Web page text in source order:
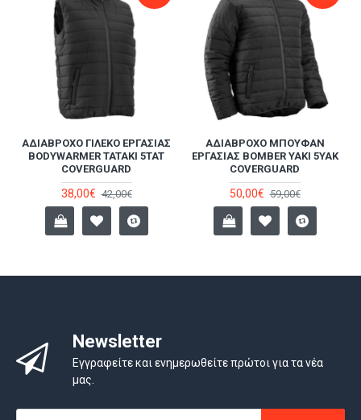
ΑΔΙΆΒΡΟΧΟ ΓΙΛΈΚΟ ΕΡΓΑΣΊΑΣ
BODYWARMER TATAKI 5TAT
COVERGUARD
38,00€ 42,00€
ΑΔΙΆΒΡΟΧΟ ΜΠΟΥΦΆΝ
ΕΡΓΑΣΊΑΣ BOMBER YAKI 5YAK
COVERGUARD
50,00€ 59,00€
Newsletter
Εγγραφείτε και ενημερωθείτε πρώτοι για τα νέα
μας.